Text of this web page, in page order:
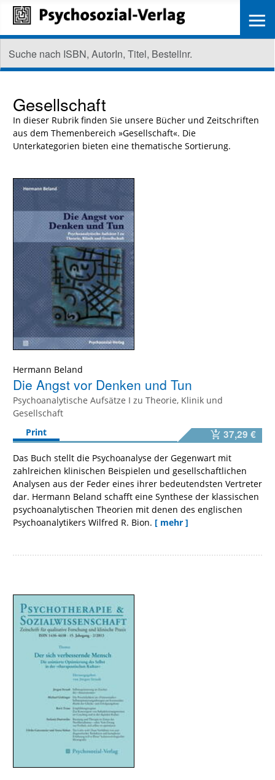
Gesellschaft
In dieser Rubrik finden Sie unsere Bücher und Zeitschriften
aus dem Themenbereich »Gesellschaft«. Die
Unterkategorien bieten eine thematische Sortierung.
Hermann Beland
Die Angst vor Denken und Tun
Psychoanalytische Aufsätze I zu Theorie, Klinik und
Gesellschaft
Print
37,29 €
Das Buch stellt die Psychoanalyse der Gegenwart mit
zahlreichen klinischen Beispielen und gesellschaftlichen
Analysen aus der Feder eines ihrer bedeutendsten Vertreter
dar. Hermann Beland schafft eine Synthese der klassischen
psychoanalytischen Theorien mit denen des englischen
Psychoanalytikers Wilfred R. Bion. [ mehr ]
≡